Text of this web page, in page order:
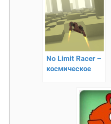
No Limit Racer –
космическое